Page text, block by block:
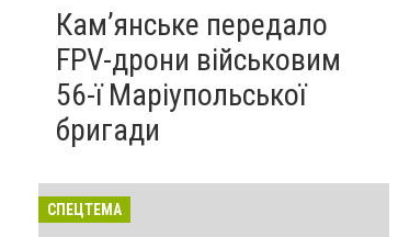
Кам’янське передало
FPV-дрони військовим
56-ї Маріупольської
бригади
СПЕЦТЕМА